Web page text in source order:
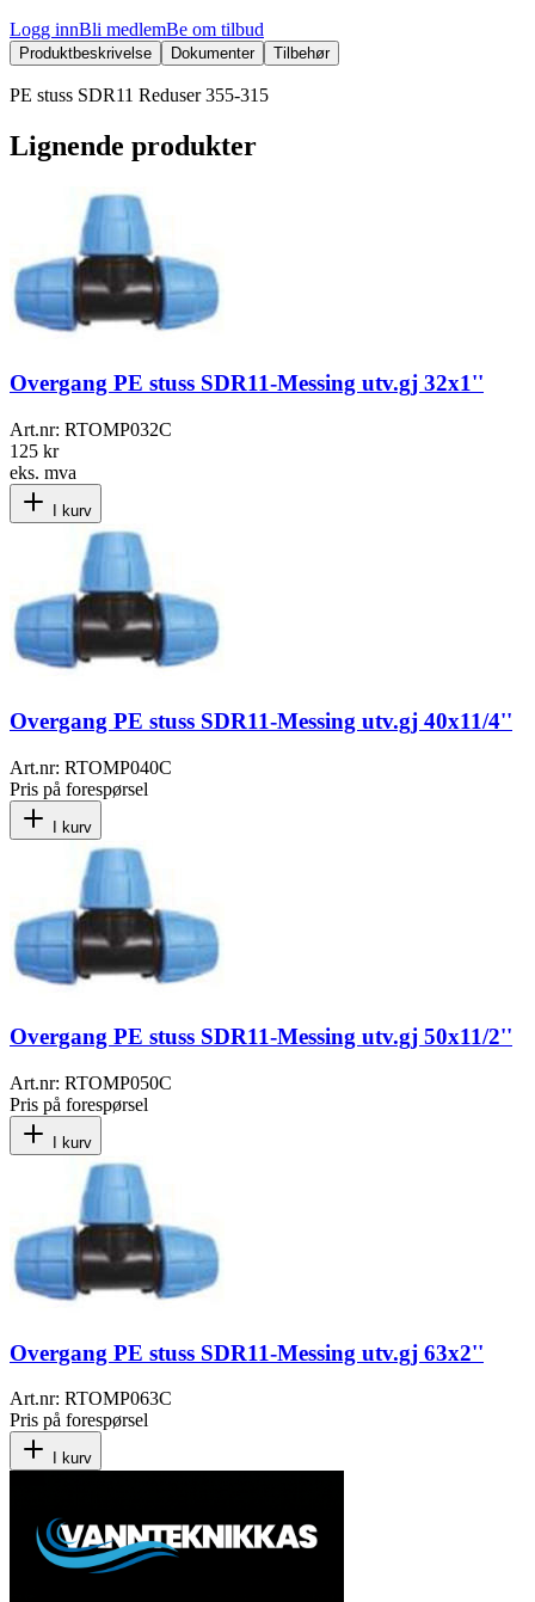
Logg innBli medlemBe om tilbud
Produktbeskrivelse Dokumenter Tilbehør
PE stuss SDR11 Reduser 355-315
Lignende produkter
Overgang PE stuss SDR11-Messing utv.gj 32x1''
Art.nr: RTOMP032C
125 kr
eks. mva
I kurv
Overgang PE stuss SDR11-Messing utv.gj 40x11/4''
Art.nr: RTOMP040C
Pris på forespørsel
I kurv
Overgang PE stuss SDR11-Messing utv.gj 50x11/2''
Art.nr: RTOMP050C
Pris på forespørsel
I kurv
Overgang PE stuss SDR11-Messing utv.gj 63x2''
Art.nr: RTOMP063C
Pris på forespørsel
I kurv